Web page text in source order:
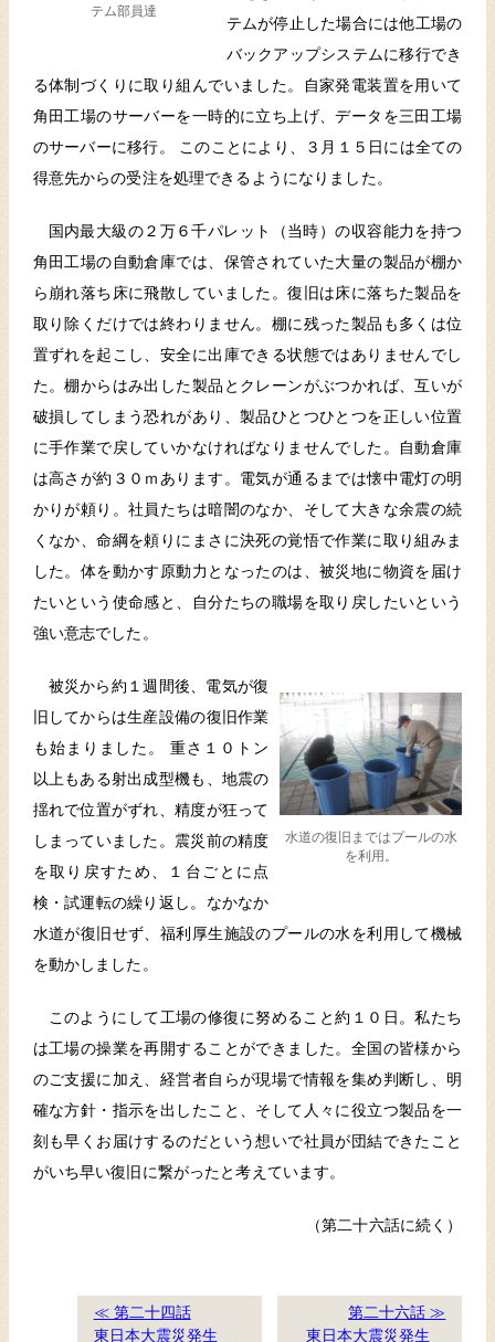
テム部員達
テムが停止した場合には他工場の
バックアップシステムに移行でき
る体制づくりに取り組んでいました。自家発電装置を用いて
角田工場のサーバーを一時的に立ち上げ、データを三田工場
のサーバーに移行。 このことにより、３月１５日には全ての
得意先からの受注を処理できるようになりました。
国内最大級の２万６千パレット（当時）の収容能力を持つ
角田工場の自動倉庫では、保管されていた大量の製品が棚か
ら崩れ落ち床に飛散していました。復旧は床に落ちた製品を
取り除くだけでは終わりません。棚に残った製品も多くは位
置ずれを起こし、安全に出庫できる状態ではありませんでし
た。棚からはみ出した製品とクレーンがぶつかれば、互いが
破損してしまう恐れがあり、製品ひとつひとつを正しい位置
に手作業で戻していかなければなりませんでした。自動倉庫
は高さが約３０ｍあります。電気が通るまでは懐中電灯の明
かりが頼り。社員たちは暗闇のなか、そして大きな余震の続
くなか、命綱を頼りにまさに決死の覚悟で作業に取り組みま
した。体を動かす原動力となったのは、被災地に物資を届け
たいという使命感と、自分たちの職場を取り戻したいという
強い意志でした。
水道の復旧まではプールの水
を利用。
被災から約１週間後、電気が復
旧してからは生産設備の復旧作業
も始まりました。 重さ１０トン
以上もある射出成型機も、地震の
揺れで位置がずれ、精度が狂って
しまっていました。震災前の精度
を取り戻すため、１台ごとに点
検・試運転の繰り返し。なかなか
水道が復旧せず、福利厚生施設のプールの水を利用して機械
を動かしました。
このようにして工場の修復に努めること約１０日。私たち
は工場の操業を再開することができました。全国の皆様から
のご支援に加え、経営者自らが現場で情報を集め判断し、明
確な方針・指示を出したこと、そして人々に役立つ製品を一
刻も早くお届けするのだという想いで社員が団結できたこと
がいち早い復旧に繋がったと考えています。
（第二十六話に続く）
≪ 第二十四話
東日本大震災発生
第二十六話 ≫
東日本大震災発生